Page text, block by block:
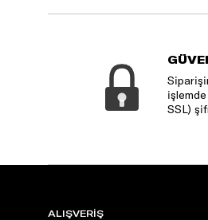
SSL)
ALIŞVERİŞ